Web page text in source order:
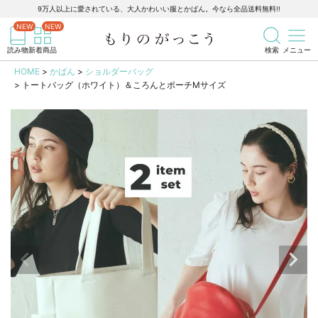
9万人以上に愛されている、大人かわいい服とかばん。今なら全品送料無料!!
読み物新着商品 検索 メニュー
商品を検索 記事を検索
HOME かばん
ショルダーバッグ
トートバッグ（ホワイト）＆ころんとポーチMサイズ